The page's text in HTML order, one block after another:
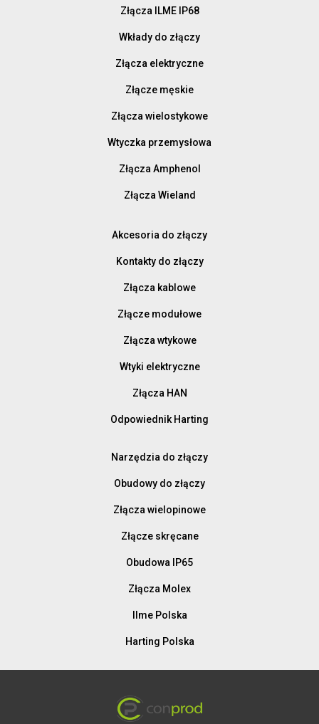
Złącza ILME IP68
Wkłady do złączy
Złącza elektryczne
Złącze męskie
Złącza wielostykowe
Wtyczka przemysłowa
Złącza Amphenol
Złącza Wieland
Akcesoria do złączy
Kontakty do złączy
Złącza kablowe
Złącze modułowe
Złącza wtykowe
Wtyki elektryczne
Złącza HAN
Odpowiednik Harting
Narzędzia do złączy
Obudowy do złączy
Złącza wielopinowe
Złącze skręcane
Obudowa IP65
Złącza Molex
Ilme Polska
Harting Polska